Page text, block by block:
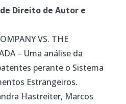
Direito de Autor e
VS. THE
– Uma análise da
perante o Sistema
Estrangeiros.
Hastreiter, Marcos